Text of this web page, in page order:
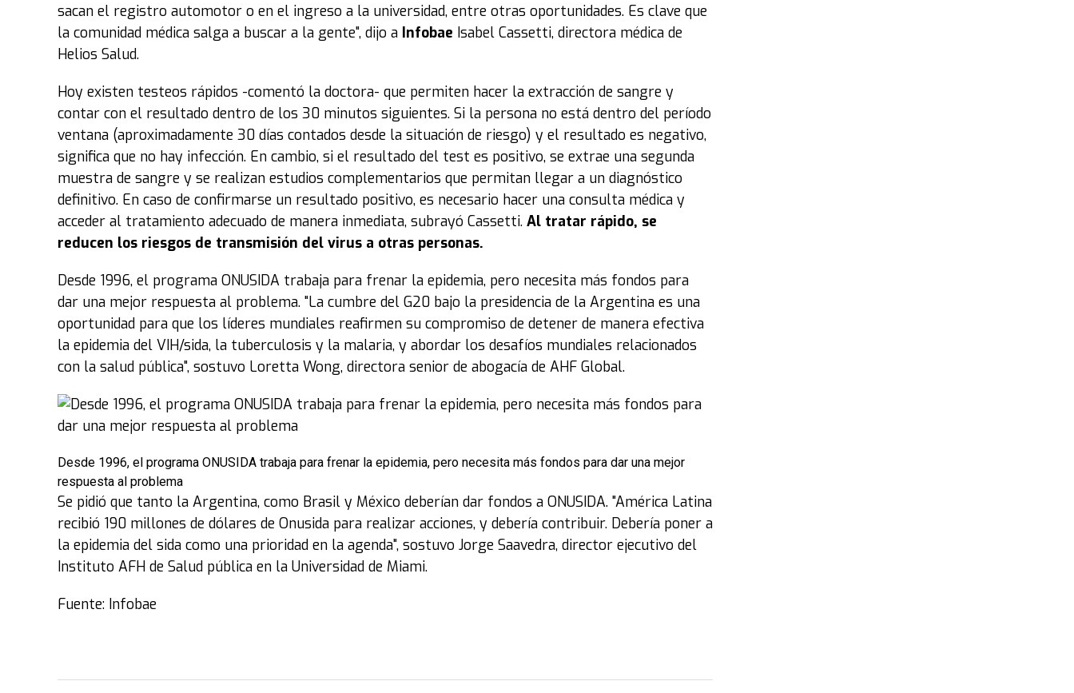
sacan el registro automotor o en el ingreso a la universidad, entre otras oportunidades. Es clave que
la comunidad médica salga a buscar a la gente", dijo a Infobae Isabel Cassetti, directora médica de
Helios Salud.
Hoy existen testeos rápidos -comentó la doctora- que permiten hacer la extracción de sangre y
contar con el resultado dentro de los 30 minutos siguientes. Si la persona no está dentro del período
ventana (aproximadamente 30 días contados desde la situación de riesgo) y el resultado es negativo,
significa que no hay infección. En cambio, si el resultado del test es positivo, se extrae una segunda
muestra de sangre y se realizan estudios complementarios que permitan llegar a un diagnóstico
definitivo. En caso de confirmarse un resultado positivo, es necesario hacer una consulta médica y
acceder al tratamiento adecuado de manera inmediata, subrayó Cassetti. Al tratar rápido, se
reducen los riesgos de transmisión del virus a otras personas.
Desde 1996, el programa ONUSIDA trabaja para frenar la epidemia, pero necesita más fondos para
dar una mejor respuesta al problema. "La cumbre del G20 bajo la presidencia de la Argentina es una
oportunidad para que los líderes mundiales reafirmen su compromiso de detener de manera efectiva
la epidemia del VIH/sida, la tuberculosis y la malaria, y abordar los desafíos mundiales relacionados
con la salud pública", sostuvo Loretta Wong, directora senior de abogacía de AHF Global.
Desde 1996, el programa ONUSIDA trabaja para frenar la epidemia, pero necesita más fondos para dar una mejor
respuesta al problema
Se pidió que tanto la Argentina, como Brasil y México deberían dar fondos a ONUSIDA. "América Latina
recibió 190 millones de dólares de Onusida para realizar acciones, y debería contribuir. Debería poner a
la epidemia del sida como una prioridad en la agenda", sostuvo Jorge Saavedra, director ejecutivo del
Instituto AFH de Salud pública en la Universidad de Miami.
Fuente: Infobae